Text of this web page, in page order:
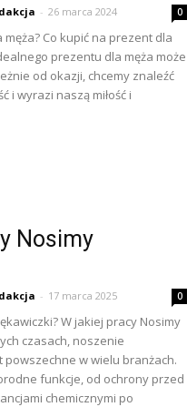
- 26 marca 2024 0
Co kupić na prezent dla
prezentu dla męża może
od okazji, chcemy znaleźć
i wyrazi naszą miłość i
Nosimy
- 17 marca 2025 0
W jakiej pracy Nosimy
czasach, noszenie
powszechne w wielu branżach.
funkcje, od ochrony przed
chemicznymi po